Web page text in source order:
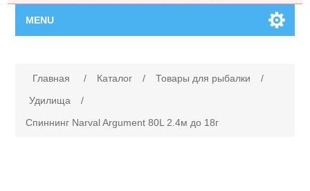
MENU
Каталог
Главная / Каталог / Товары для рыбалки
/
Удилища
/
Спиннинг Narval Argument 80L 2.4м до 18г